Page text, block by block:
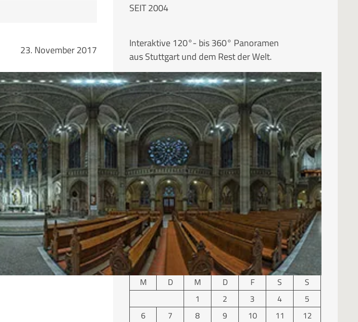
23. November 2017
SEIT 2004
Interaktive 120°- bis 360° Panoramen
aus Stuttgart und dem Rest der Welt.
RUBRIKEN
Kategorien
KALENDER
November 2017
M
D M D F S
S
1
2 3 4
5
6
7 8 9 10 11
12